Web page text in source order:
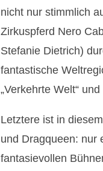
nicht nur stimmlich
Zirkuspferd Nero
Stefanie Dietrich)
fantastische
„Verkehrte Welt“
Letztere ist in
und Dragqueen: nur
fantasievollen